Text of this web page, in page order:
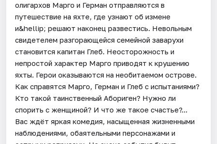
олигархов Марго и Герман отправляются в
путешествие на яхте, где узнают об измене
и&hellip; решают наконец развестись. Невольным
свидетелем разгорающейся семейной заварухи
становится капитан Глеб. Неосторожность и
непростой характер Марго приводят к крушению
яхты. Герои оказываются на необитаемом острове.
Как справятся Марго, Герман и Глеб с испытаниями?
Кто такой таинственный Абориген? Нужно ли
спорить с женщиной? И что же такое счастье?...
Вас ждёт яркая комедия, насыщенная жизненными
наблюдениями, обаятельными персонажами и